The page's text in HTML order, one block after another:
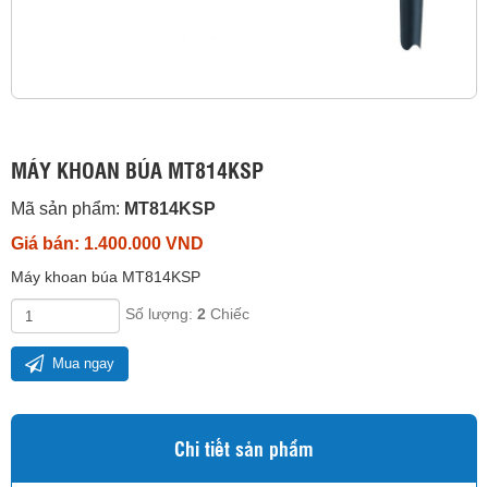
MÁY KHOAN BÚA MT814KSP
Mã sản phẩm: MT814KSP
Giá bán: 1.400.000 VND
Máy khoan búa MT814KSP
Số lượng: 2 Chiếc
Mua ngay
Chi tiết sản phẩm